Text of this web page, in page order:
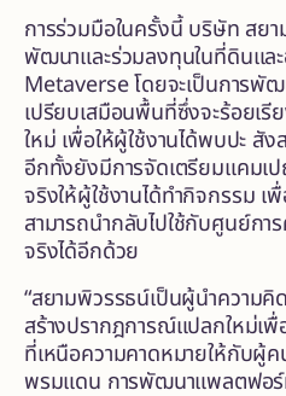
การร่วมมือในครั้งนี้ บริษัท สย
พัฒนาและร่วมลงทุนในที่ดินแล
Metaverse โดยจะเป็นการ
เปรียบเสมือนพื้นที่ซึ่งจะร้อยเรี
ใหม่ เพื่อให้ผู้ใช้งานได้พบปะ สั
อีกทั้งยังมีการจัดเตรียมแคมเป
จริงให้ผู้ใช้งานได้ทำกิจกรรม
สามารถนำกลับไปใช้กับศูนย์ก
จริงได้อีกด้วย
“สยามพิวรรธน์เป็นผู้นำความคิ
สร้างปรากฎการณ์แปลกใหม่เ
ที่เหนือความคาดหมายให้กับผู้ค
พรมแดน การพัฒนาแพลตฟอร์ม